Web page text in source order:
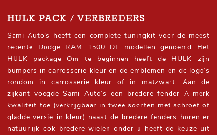
HULK PACK / VERBREDERS
Sami Auto’s heeft een complete tuningkit voor de meest
recente Dodge RAM 1500 DT modellen genoemd Het
HULK package Om te beginnen heeft de HULK zijn
bumpers in carrosserie kleur en de emblemen en de logo’s
rondom in carrosserie kleur of in matzwart. Aan de
zijkant voegde Sami Auto’s een bredere fender A-merk
kwaliteit toe (verkrijgbaar in twee soorten met schroef of
gladde versie in kleur) naast de bredere fenders horen er
natuurlijk ook bredere wielen onder u heeft de keuze uit